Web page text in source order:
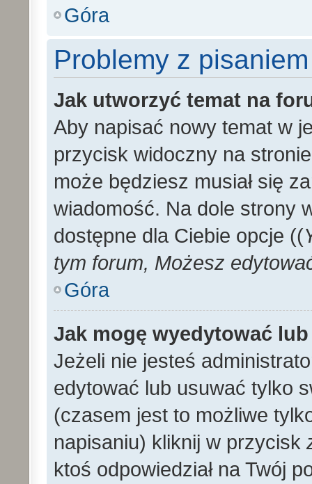
Góra
Problemy z pisaniem
Jak utworzyć temat na
Aby napisać nowy temat w
przycisk widoczny na
może będziesz musiał się
wiadomość. Na dole strony
dostępne dla Ciebie opcje ((
tym forum, Możesz
Góra
Jak mogę wyedytować
Jeżeli nie jesteś
edytować lub usuwać tylko
(czasem jest to możliwe
napisaniu) kliknij w przycisk
ktoś odpowiedział na Twój